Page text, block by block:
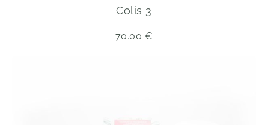
Colis 3
70.00 €